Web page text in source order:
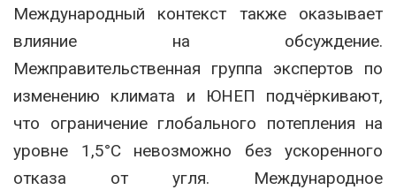
Международный контекст также оказывает
влияние на обсуждение.
Межправительственная группа экспертов по
изменению климата и ЮНЕП подчёркивают,
что ограничение глобального потепления на
уровне 1,5°C невозможно без ускоренного
отказа от угля. Международное